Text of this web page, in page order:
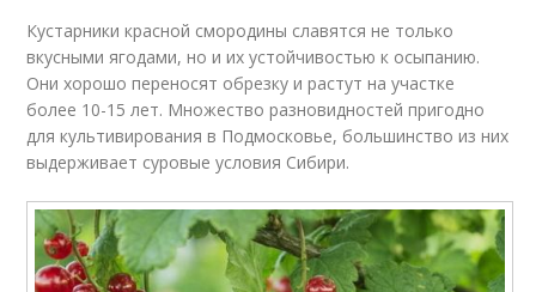
Кустарники красной смородины славятся не только
вкусными ягодами, но и их устойчивостью к осыпанию.
Они хорошо переносят обрезку и растут на участке
более 10-15 лет. Множество разновидностей пригодно
для культивирования в Подмосковье, большинство из них
выдерживает суровые условия Сибири.